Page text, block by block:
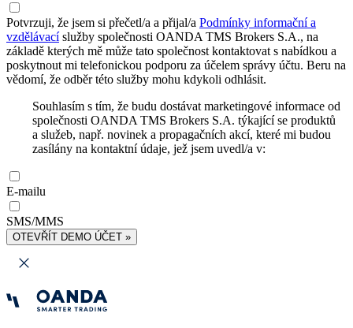
Potvrzuji, že jsem si přečetl/a a přijal/a Podmínky informační a
vzdělávacíslužby společnosti OANDA TMS Brokers S.A., na
základě kterých mě může tato společnost kontaktovat s nabídkou a
poskytnout mi telefonickou podporu za účelem správy účtu. Beru na
vědomí, že odběr této služby mohu kdykoli odhlásit.
Souhlasím s tím, že budu dostávat marketingové informace od
společnosti OANDA TMS Brokers S.A. týkající se produktů
a služeb, např. novinek a propagačních akcí, které mi budou
zasílány na kontaktní údaje, jež jsem uvedl/a v:
E-mailu
SMS/MMS
OTEVŘÍT DEMO ÚČET »